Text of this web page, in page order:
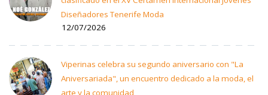
Diseñadores Tenerife Moda
12/07/2026
Viperinas celebra su segundo aniversario con "La
Aniversariada", un encuentro dedicado a la moda, el
arte y la comunidad